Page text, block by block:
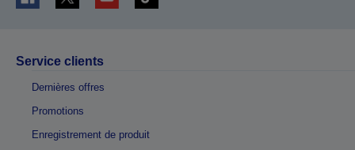
Service clients
Dernières offres
Promotions
Enregistrement de produit